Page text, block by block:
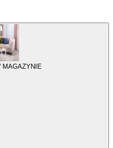
MAGAZYNIE